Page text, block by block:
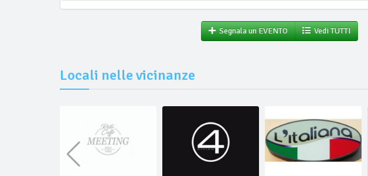
Segnala un EVENTO Vedi TUTTI
Locali nelle vicinanze